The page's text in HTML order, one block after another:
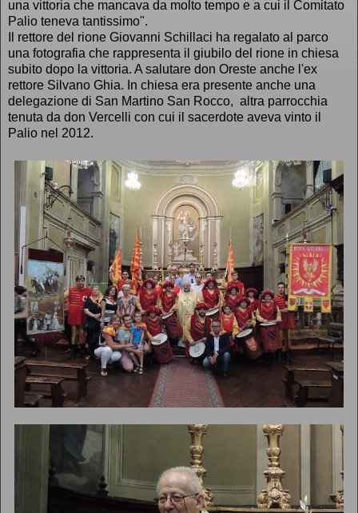
una vittoria che mancava da molto tempo e a cui il Comitato
Palio teneva tantissimo".
Il rettore del rione Giovanni Schillaci ha regalato al parco
una fotografia che rappresenta il giubilo del rione in chiesa
subito dopo la vittoria. A salutare don Oreste anche l'ex
rettore Silvano Ghia. In chiesa era presente anche una
delegazione di San Martino San Rocco, altra parrocchia
tenuta da don Vercelli con cui il sacerdote aveva vinto il
Palio nel 2012.